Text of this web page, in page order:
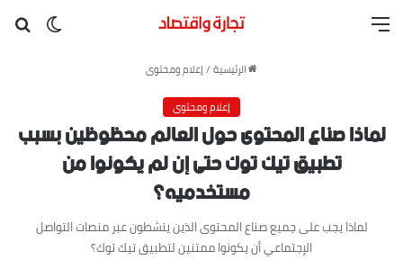
القائمة
الرئيسية /إعلام ومحتوى
إعلام ومحتوى
لماذا صناع المحتوى حول العالم محظوظين بسبب
تطبيق تيك توك حتى إن لم يكونوا من
مستخدميه؟
لماذا يجب على جميع صناع المحتوى الذين ينشطون عبر منصات التواصل
الإجتماعي أن يكونوا ممتنين لتطبيق تيك توك؟